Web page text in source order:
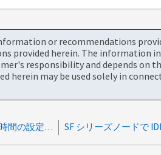
or recommendations
provided herein. The information
responsibility and depends on
may be used solely in
IPMI Web UIを使用したH410シリーズのBMC時間の設定方法